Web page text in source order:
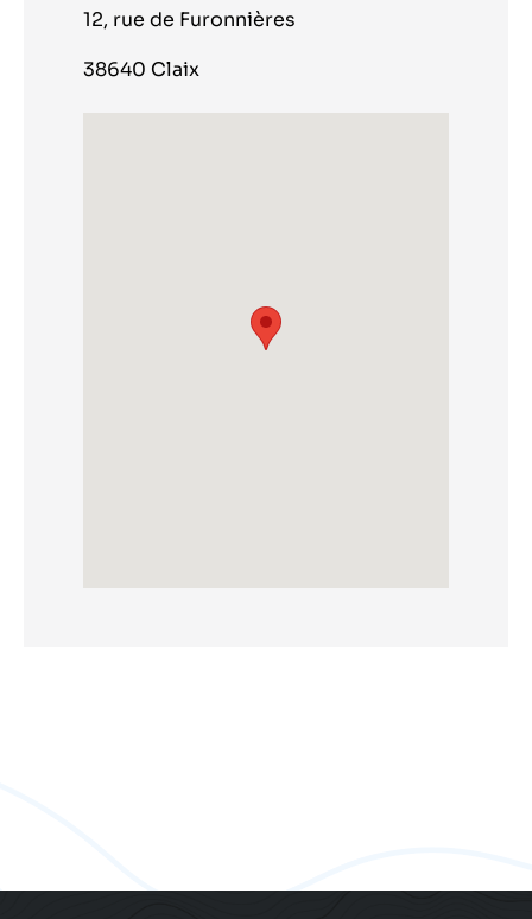
12, rue de Furonnières
38640 Claix